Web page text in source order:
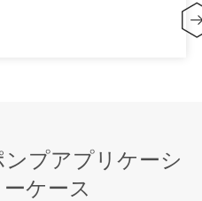
プアプリケーシ
ケース